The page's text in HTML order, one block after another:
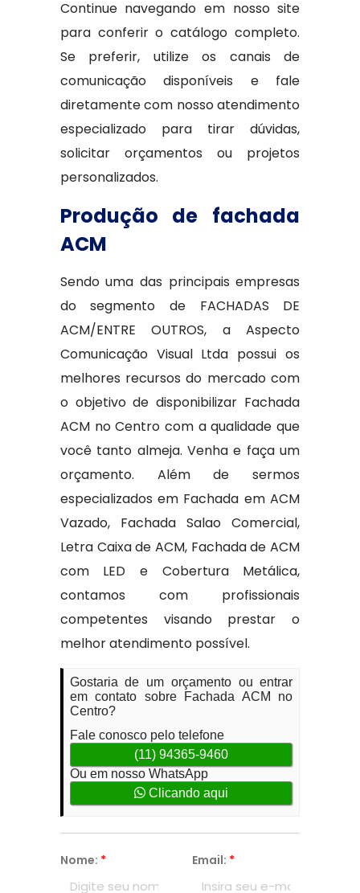
Continue navegando em nosso site
para conferir o catálogo completo.
Se preferir, utilize os canais de
comunicação disponíveis e fale
diretamente com nosso atendimento
especializado para tirar dúvidas,
solicitar orçamentos ou projetos
personalizados.
Produção de fachada
ACM
Sendo uma das principais empresas
do segmento de FACHADAS DE
ACM/ENTRE OUTROS, a Aspecto
Comunicação Visual Ltda possui os
melhores recursos do mercado com
o objetivo de disponibilizar Fachada
ACM no Centro com a qualidade que
você tanto almeja. Venha e faça um
orçamento. Além de sermos
especializados em Fachada em ACM
Vazado, Fachada Salao Comercial,
Letra Caixa de ACM, Fachada de ACM
com LED e Cobertura Metálica,
contamos com profissionais
competentes visando prestar o
melhor atendimento possível.
Gostaria de um orçamento ou entrar
em contato sobre Fachada ACM no
Centro?
Fale conosco pelo telefone
(11) 94365-9460
Ou em nosso WhatsApp
Clicando aqui
Nome: * Email: *